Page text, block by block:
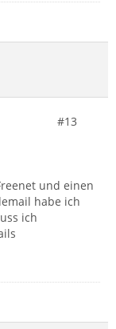
#13
und einen
habe ich
ich